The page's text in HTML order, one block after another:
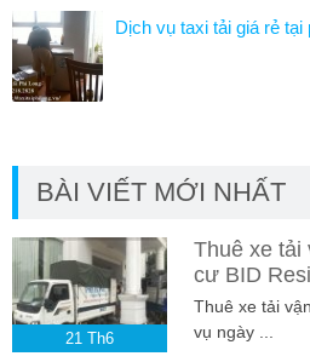
Dịch vụ taxi tải giá rẻ
BÀI VIẾT MỚI NHẤT
21 Th6
Thuê xe tải
cư BID
Thuê xe tải
vụ ngày ...